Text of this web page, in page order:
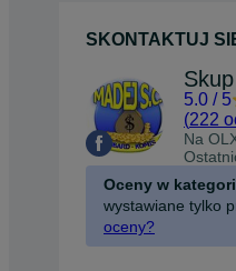
SKONTAKTUJ
5.0 / 5
(222
Na
Oceny w
wystawiane tylko
oceny?